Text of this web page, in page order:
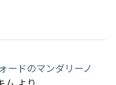
ードのマンダリーノ